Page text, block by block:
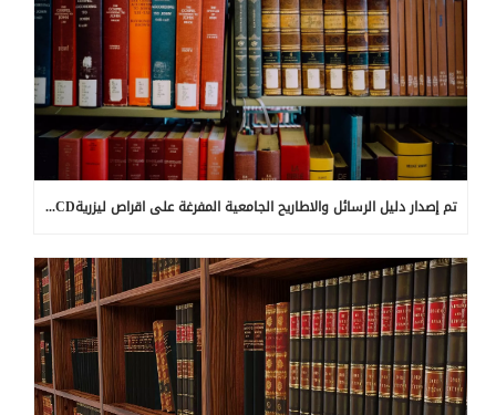
تم إصدار دليل الرسائل والاطاريح الجامعية المفرغة على اقراص ليزريةCD لطلبة جامعة ذي قار (الماجستير _ الدكتوراه ) الجزء الثاني للأعوام ٢٠١٨-٢٠١٩.